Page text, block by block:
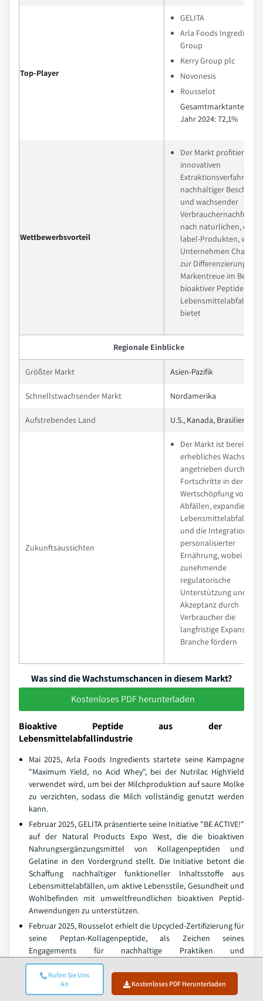
Rufen Sie Uns
An
Kostenloses PDF Herunterladen
Top-Player
GELITA
Arla Foods Ingredients
Group
Kerry Group plc
Novonesis
Rousselot
Gesamtmarktanteil im
Jahr 2024: 72,1%
Wettbewerbsvorteil
Der Markt profitiert von
innovativen
Extraktionsverfahren,
nachhaltiger
und wachsender
Verbrauchernachfrage
nach naturlichen,
label-Produkten, was
Unternehmen Chancen
zur Differenzierung und
Markentreue im Bereich
bioaktiver Peptide aus
Lebensmittelabfallen
bietet
Regionale Einblicke
Größter Markt Asien-Pazifik
Schnellstwachsender Markt Nordamerika
Aufstrebendes Land U.S., Kanada, Brasilien,
Zukunftsaussichten
Der Markt ist bereit für
erhebliches Wachstum,
angetrieben durch
Fortschritte in der
Wertschöpfung von
Abfällen,
und die Integration mit
personalisierter
Ernährung, wobei
zunehmende
regulatorische
Unterstützung und
Akzeptanz durch
Verbraucher die
langfristige Expansion
Branche fördern
Was sind die Wachstumschancen in diesem Markt?
Kostenloses PDF herunterladen
Bioaktive Peptide aus der
Lebensmittelabfallindustrie
Mai 2025, Arla Foods Ingredients startete seine Kampagne
"Maximum Yield, no Acid Whey", bei der Nutrilac HighYield
verwendet wird, um bei der Milchproduktion auf saure Molke
zu verzichten, sodass die Milch vollständig genutzt werden
kann.
Februar 2025, GELITA präsentierte seine Initiative "BE ACTIVE!"
auf der Natural Products Expo West, die die bioaktiven
Nahrungsergänzungsmittel von Kollagenpeptiden und
Gelatine in den Vordergrund stellt. Die Initiative betont die
Schaffung nachhaltiger funktioneller Inhaltsstoffe aus
Lebensmittelabfällen, um aktive Lebensstile, Gesundheit und
Wohlbefinden mit umweltfreundlichen bioaktiven Peptid-
Anwendungen zu unterstützen.
Februar 2025, Rousselot erhielt die Upcycled-Zertifizierung für
seine Peptan-Kollagenpeptide, als Zeichen seines
Engagements für nachhaltige Praktiken und
Abfallminimierung. Diese Zertifizierung betont die
Verwendung von Lebensmittel-Nebenprodukten aus der
Lebensmittelindustrie, die in wertvolle bioaktive